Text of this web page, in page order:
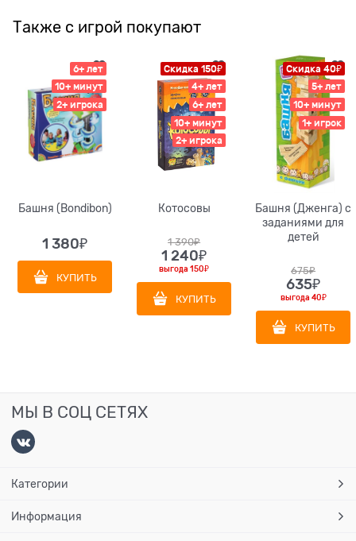
Также с игрой покупают
6+ лет
10+ минут
2+ игрока
Башня (Bondibon)
1 380₽
КУПИТЬ
Скидка 150₽
4+ лет
6+ лет
10+ минут
2+ игрока
Котосовы
1 390₽
1 240₽
выгода150₽
КУПИТЬ
Скидка 40₽
5+ лет
10+ минут
1+ игрок
Башня (Дженга) с
заданиями для
детей
675₽
635₽
выгода 40₽
КУПИТЬ
МЫ В СОЦ СЕТЯХ
Категории
Информация